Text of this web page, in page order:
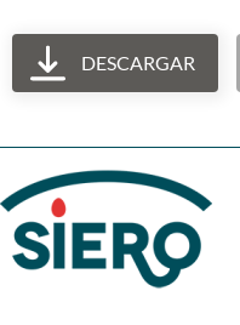
DESCARGAR